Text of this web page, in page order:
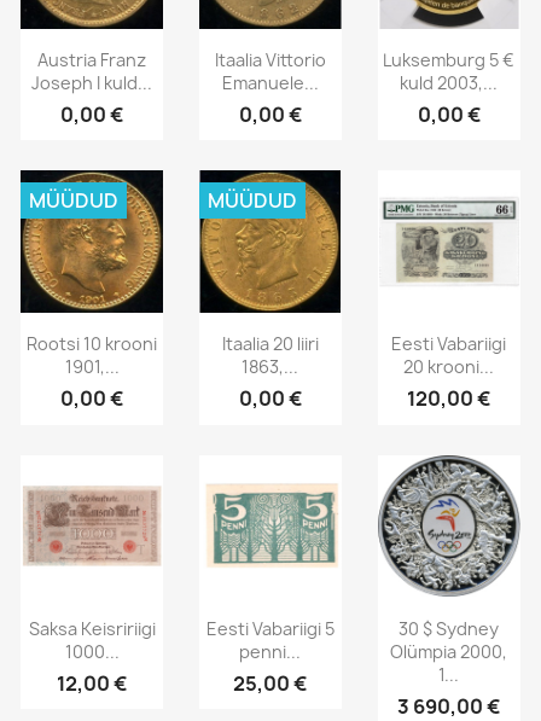
Austria Franz
Joseph I kuld...
0,00 €
Itaalia Vittorio
Emanuele...
0,00 €
Luksemburg 5 €
kuld 2003,...
0,00 €
Rootsi 10 krooni
1901,...
0,00 €
MÜÜDUD
Itaalia 20 liiri
1863,...
0,00 €
MÜÜDUD
Eesti Vabariigi
20 krooni...
120,00 €
Saksa Keisririigi
1000...
12,00 €
Eesti Vabariigi 5
penni...
25,00 €
30 $ Sydney
Olümpia 2000,
1...
3 690,00 €